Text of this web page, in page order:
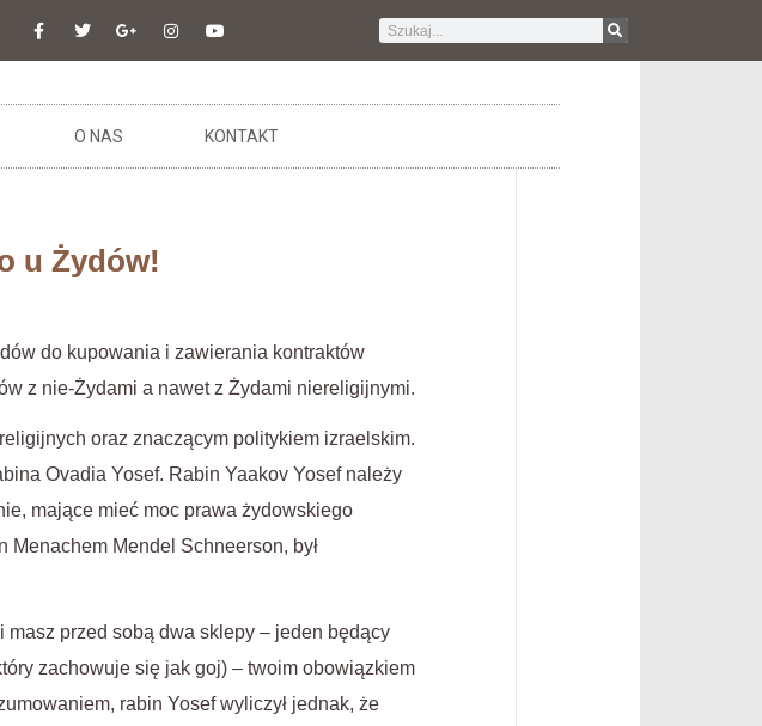
O NAS KONTAKT
u Żydów!
do kupowania i zawierania kontraktów
z nie-Żydami a nawet z Żydami niereligijnymi.
oraz znaczącym politykiem izraelskim.
Ovadia Yosef. Rabin Yaakov Yosef należy
mające mieć moc prawa żydowskiego
Menachem Mendel Schneerson, był
przed sobą dwa sklepy – jeden będący
zachowuje się jak goj) – twoim obowiązkiem
rabin Yosef wyliczył jednak, że